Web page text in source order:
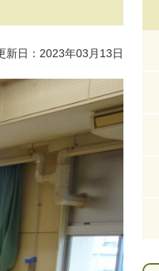
日：2023年03月13日